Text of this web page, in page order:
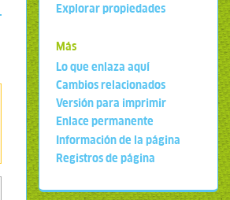
Explorar propiedades
Más
Lo que enlaza aquí
Cambios relacionados
Versión para imprimir
Enlace permanente
Información de la página
Registros de página